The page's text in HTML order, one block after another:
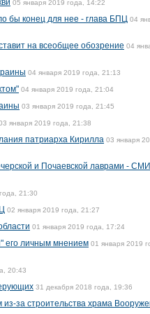
05 января 2019 года, 14:22
бы конец для нее - глава БПЦ 04
на всеобщее обозрение 04
04 января 2019 года, 21:13
04 января 2019 года, 21:04
03 января 2019 года, 21:45
января 2019 года, 21:38
патриарха Кирилла 03 января
и Почаевской лаврами - СМИ
21:30
02 января 2019 года, 21:27
01 января 2019 года, 17:24
его личным мнением 01 января 2019
20:43
31 декабря 2018 года, 19:36
за строительства храма